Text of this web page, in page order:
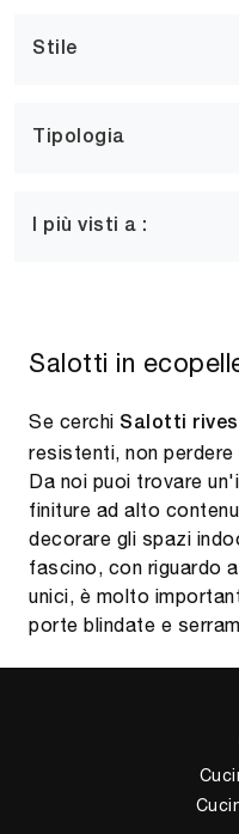
Stile
Tipologia
I più visti a :
Salotti in
Se cerchi Salotti
resistenti, non
Da noi puoi trovare
finiture ad alto
decorare gli spazi
fascino, con riguardo
unici, è molto
porte blindate e